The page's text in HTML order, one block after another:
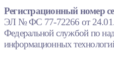
Регистрационный номер
ЭЛ № ФС 77-72266 от
Федеральной службой по
информационных